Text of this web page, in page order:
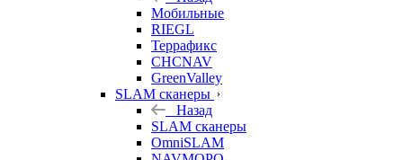
Мобильные
RIEGL
Террафикс
CHCNAV
GreenValley
SLAM сканеры
Назад
SLAM сканеры
OmniSLAM